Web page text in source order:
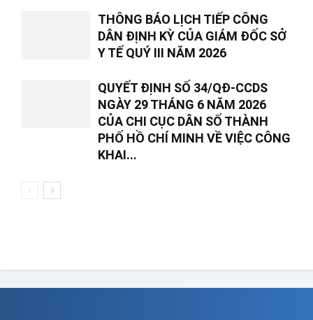
THÔNG BÁO LỊCH TIẾP CÔNG
DÂN ĐỊNH KỲ CỦA GIÁM ĐỐC SỞ
Y TẾ QUÝ III NĂM 2026
QUYẾT ĐỊNH SỐ 34/QĐ-CCDS
NGÀY 29 THÁNG 6 NĂM 2026
CỦA CHI CỤC DÂN SỐ THÀNH
PHỐ HỒ CHÍ MINH VỀ VIỆC CÔNG
KHAI...